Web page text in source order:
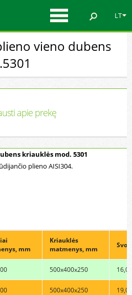
LT
vieno dubens
apie prekę
kriauklės mod. 5301
plieno AISI304.
mm
Kriauklės
matmenys, mm
500x400x250 16,0
500x400x250 19,0